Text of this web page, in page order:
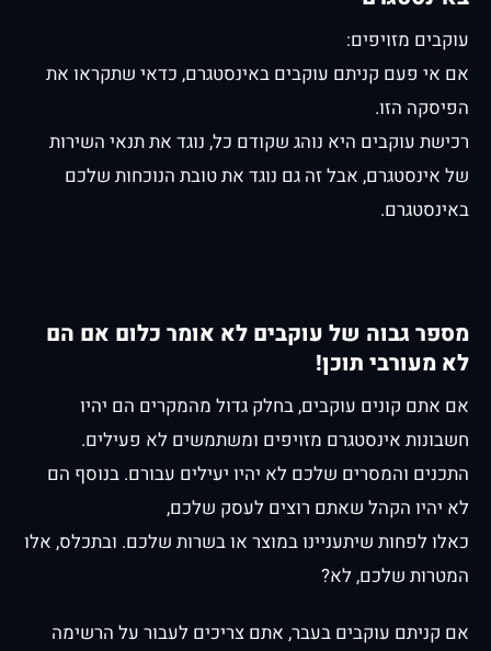
עוקבים מזויפים:
אם אי פעם קניתם עוקבים באינסטגרם, כדאי שתקראו את
הפיסקה הזו.
רכישת עוקבים היא נוהג שקודם כל, נוגד את תנאי השירות
של אינסטגרם, אבל זה גם נוגד את טובת הנוכחות שלכם
באינסטגרם.
מספר גבוה של עוקבים לא אומר כלום אם הם
לא מעורבי תוכן!
אם אתם קונים עוקבים, בחלק גדול מהמקרים הם יהיו
חשבונות אינסטגרם מזויפים ומשתמשים לא פעילים.
התכנים והמסרים שלכם לא יהיו יעילים עבורם. בנוסף הם
לא יהיו הקהל שאתם רוצים לעסק שלכם,
כאלו לפחות שיתעניינו במוצר או בשרות שלכם. ובתכלס, אלו
המטרות שלכם, לא?
אם קניתם עוקבים בעבר, אתם צריכים לעבור על הרשימה